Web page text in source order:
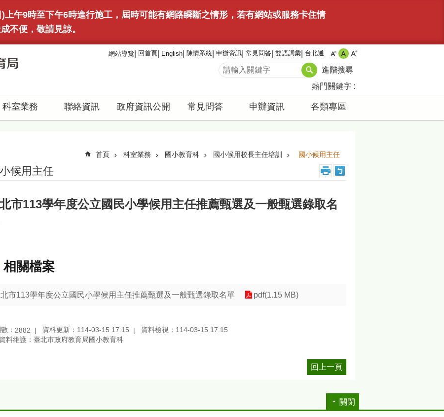
上午9時至下午6時進行施工，屆時可能有網路瞬斷之情形，若有網站或服務卡住情
不便，敬請見諒。
網站導覽 回首頁 English 陳情系統 申辦資訊 常見問答 雙語詞彙 台北通
進階搜尋
熱門關鍵字
科室業務 聯絡資訊 政府資訊公開 常見問答 申辦資訊 各類專區
首頁 科室業務 國小教育科 國小候用校長主任培訓 國小候用主任
候用主任
市113學年度公立國民小學候用主任推薦甄選及一般甄選錄取名
相關檔案
市113學年度公立國民小學候用主任推薦甄選及一般甄選錄取名單 pdf(1.15 MB)
： 2882 資料更新：114-03-15 17:15
資料檢視：114-03-15 17:15
資料維護：臺北市政府教育局國小教育科
回上一頁
關閉